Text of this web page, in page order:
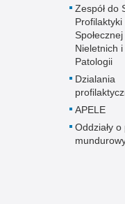
Zespół do
Profilaktyki
Społecznej
Nieletnich i
Patologii
Dzialania
APELE
Oddziały o